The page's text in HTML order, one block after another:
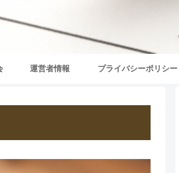
運営者情報 プライバシーポリシー